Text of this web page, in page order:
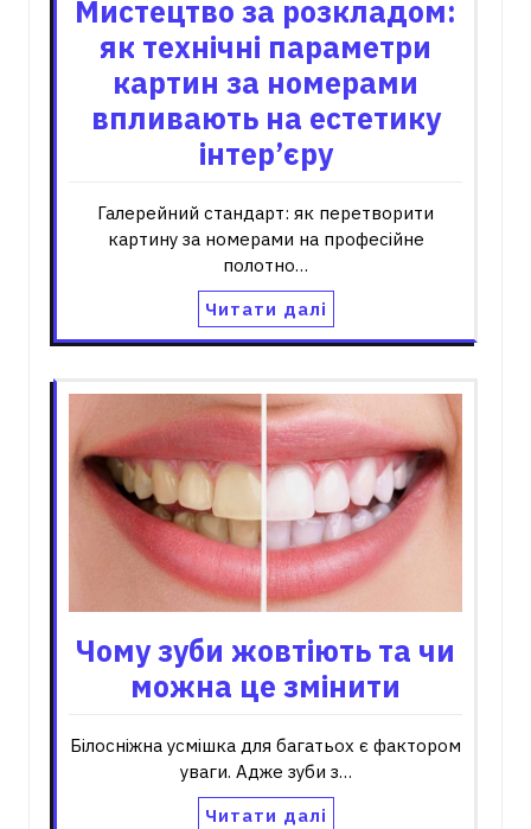
Мистецтво за розкладом:
як технічні параметри
картин за номерами
впливають на естетику
інтер’єру
Галерейний стандарт: як перетворити
картину за номерами на професійне
полотно…
Читати далі
Чому зуби жовтіють та чи
можна це змінити
Білосніжна усмішка для багатьох є фактором
уваги. Адже зуби з…
Читати далі